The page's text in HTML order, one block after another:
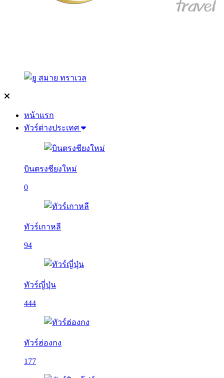
หน้าแรก
ทัวร์ต่างประเทศ
บินตรงชียงใหม่
0
ทัวร์เกาหลี
94
ทัวร์ญี่ปุ่น
444
ทัวร์ฮ่องกง
177